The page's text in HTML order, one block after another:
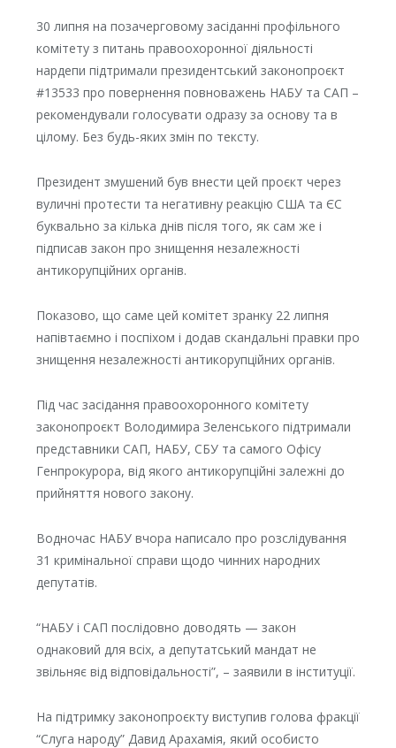
30 липня на позачерговому засіданні профільного
комітету з питань правоохоронної діяльності
нардепи підтримали президентський законопроєкт
#13533 про повернення повноважень НАБУ та САП –
рекомендували голосувати одразу за основу та в
цілому. Без будь-яких змін по тексту.
Президент змушений був внести цей проєкт через
вуличні протести та негативну реакцію США та ЄС
буквально за кілька днів після того, як сам же і
підписав закон про знищення незалежності
антикорупційних органів.
Показово, що саме цей комітет зранку 22 липня
напівтаємно і поспіхом і додав скандальні правки про
знищення незалежності антикорупційних органів.
Під час засідання правоохоронного комітету
законопроєкт Володимира Зеленського підтримали
представники САП, НАБУ, СБУ та самого Офісу
Генпрокурора, від якого антикорупційні залежні до
прийняття нового закону.
Водночас НАБУ вчора написало про розслідування
31 кримінальної справи щодо чинних народних
депутатів.
“НАБУ і САП послідовно доводять — закон
однаковий для всіх, а депутатський мандат не
звільняє від відповідальності”, – заявили в інституції.
На підтримку законопроєкту виступив голова фракції
“Слуга народу” Давид Арахамія, який особисто